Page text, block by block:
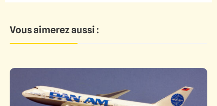
Vous aimerez aussi :